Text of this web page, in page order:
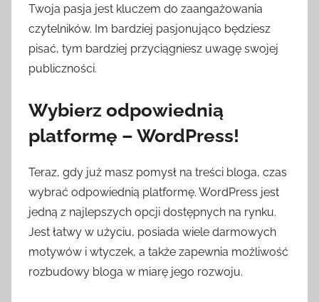
Twoja pasja jest kluczem do zaangażowania
czytelników. Im bardziej pasjonująco będziesz
pisać, tym bardziej przyciągniesz uwagę swojej
publiczności.
Wybierz odpowiednią
platformę – WordPress!
Teraz, gdy już masz pomysł na treści bloga, czas
wybrać odpowiednią platformę. WordPress jest
jedną z najlepszych opcji dostępnych na rynku.
Jest łatwy w użyciu, posiada wiele darmowych
motywów i wtyczek, a także zapewnia możliwość
rozbudowy bloga w miarę jego rozwoju.